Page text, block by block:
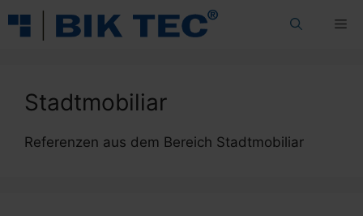
Inhalt
Stadtmobiliar
Referenzen aus dem Bereich Stadtmobiliar